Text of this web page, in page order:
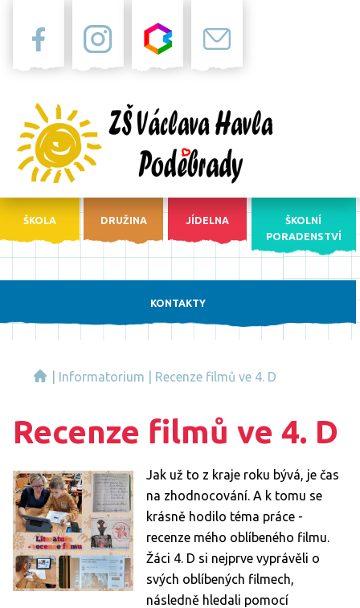
ŠKOLA DRUŽINA JÍDELNA
ŠKOLNÍ
PORADENSTVÍ
KONTAKTY
Informatorium Recenze filmů ve 4. D
Recenze filmů ve 4. D
Jak už to z kraje roku bývá, je čas
na zhodnocování. A k tomu se
krásně hodilo téma práce -
recenze mého oblíbeného filmu.
Žáci 4. D si nejprve vyprávěli o
svých oblíbených filmech,
následně hledali pomocí